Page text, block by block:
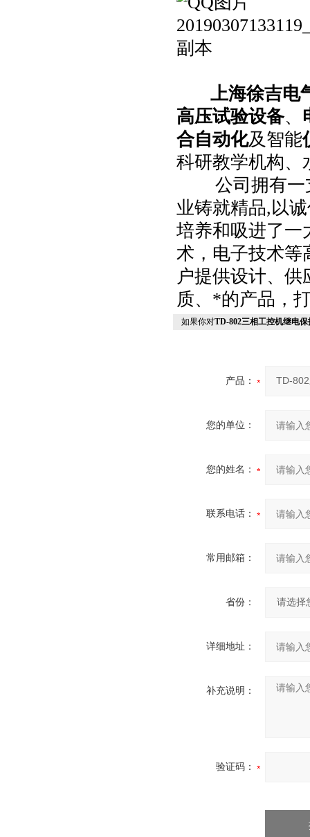
上海徐吉电
高压试验设备、
合自动化及智能
科研教学机构、
公司拥有一支
业铸就精品,以
培养和吸进了一
术，电子技术等
户提供设计、
质、*的产品，
如果你对TD-802三相工控机继电
产品：
您的单位：
您的姓名：
联系电话：
常用邮箱：
省份：
详细地址：
补充说明：
验证码：